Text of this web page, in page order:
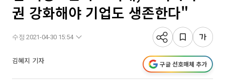
권 강화해야 기업도 생존한다"
수정 2021-04-30 15:54
김혜지 기자 구글 선호매체 추가